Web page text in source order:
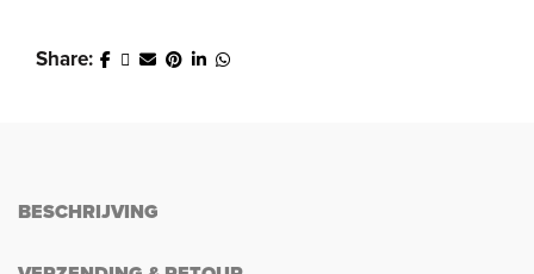
Share
BESCHRIJVING